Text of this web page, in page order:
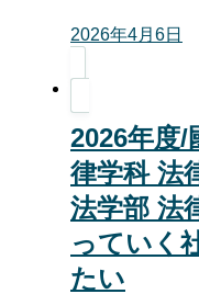
2026年4月6日
2026年度/
律学科 法
法学部 法
っていく
たい